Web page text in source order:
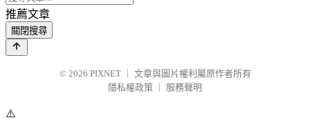
推薦文章
關閉搜尋
© 2026 PIXNET
文章與圖片權利屬原作者所有
隱私權政策
服務聲明
⚠️